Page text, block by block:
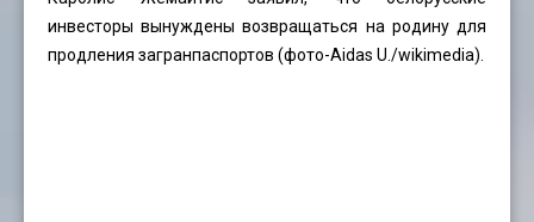
инвесторы вынуждены возвращаться на родину для
продления загранпаспортов (фото-Aidas U./wikimedia).